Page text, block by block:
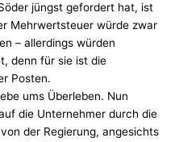
jüngst gefordert hat, ist
Mehrwertsteuer würde zwar
– allerdings würden
denn für sie ist die
Posten.
ums Überleben. Nun
die Unternehmer durch die
der Regierung, angesichts